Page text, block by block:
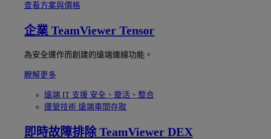
查看方案與價格
企業 TeamViewer Tensor
為安全運作而創建的遠端連線功能。
瞭解更多
遠端 IT 支援 安全、靈活、整合
運營技術 遠端車間存取
即時故障排除 TeamViewer DEX